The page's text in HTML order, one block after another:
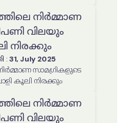
നിർമ്മാണ
വിലയും
നിരക്കും
:31, July 2025
കൂലി നിരക്കും
നിർമ്മാണ
വിലയും